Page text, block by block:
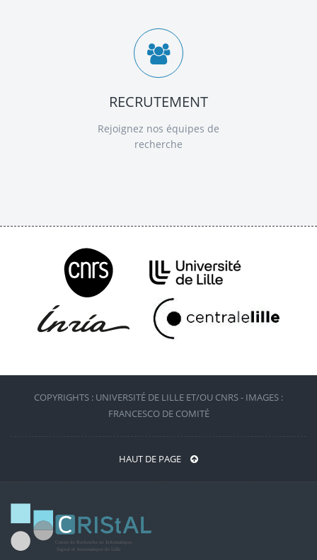
RECRUTEMENT
Rejoignez nos équipes de
recherche
COPYRIGHTS : UNIVERSITÉ DE LILLE ET/OU CNRS - IMAGES :
FRANCESCO DE COMITÉ
HAUT DE PAGE